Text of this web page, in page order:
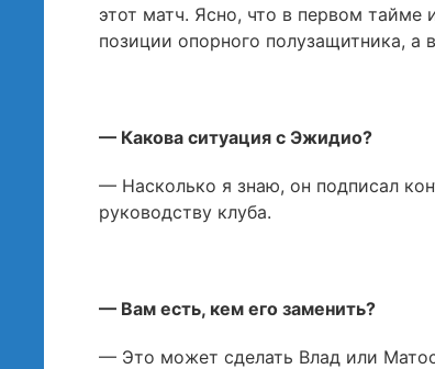
этот матч. Ясно, что в первом тайме
позиции опорного полузащитника,
— Какова ситуация с Эжидио?
— Насколько я знаю, он подписал
руководству клуба.
— Вам есть, кем его заменить?
— Это может сделать Влад или